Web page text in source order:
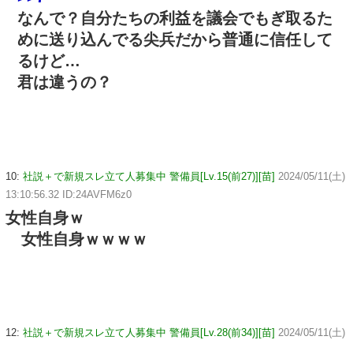
なんで？自分たちの利益を議会でもぎ取るた
めに送り込んでる尖兵だから普通に信任して
るけど…
君は違うの？
10: 社説＋で新規スレ立て人募集中 警備員[Lv.15(前27)][苗] 2024/05/11(土)
13:10:56.32 ID:24AVFM6z0
女性自身ｗ
女性自身ｗｗｗｗ
12: 社説＋で新規スレ立て人募集中 警備員[Lv.28(前34)][苗] 2024/05/11(土)